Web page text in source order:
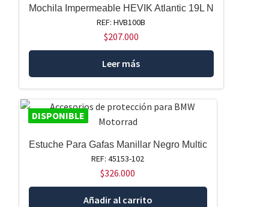
Mochila Impermeable HEVIK Atlantic 19L N
REF: HVB100B
$207.000
Leer más
DISPONIBLE
Estuche Para Gafas Manillar Negro Multic
REF: 45153-102
$326.000
Añadir al carrito